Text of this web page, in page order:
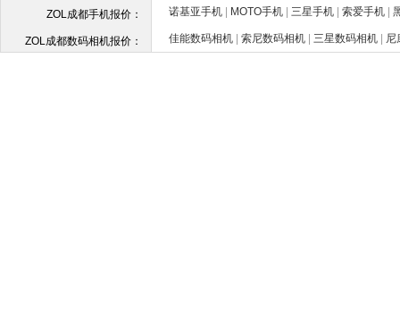
ZOL成都手机报价： 诺基亚手机 MOTO手机 三星手机 索爱手机
ZOL成都数码相机报价： 佳能数码相机 索尼数码相机 三星数码相机 尼